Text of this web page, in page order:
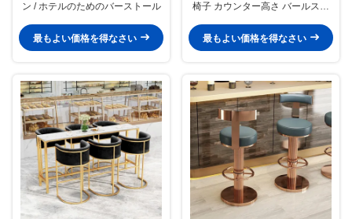
ン / ホテルのためのバーストール
最もよい価格を得なさい
椅子 カウンター高さ バールスト
最もよい価格を得なさい